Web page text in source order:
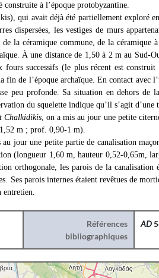
construite à l’époque protobyzantine.
qui avait déjà été partiellement exploré
dispersées, les vestiges de murs
la céramique commune, de la céramique
À une distance de 1,50 à 2 m au Sud-
fours successifs (le plus récent est
fin de l’époque archaïque. En contact avec
peu profonde. Sa situation en dehors de
du squelette indique qu’il s’agit d’une
Chalkidikis, on a mis au jour une petite
m ; prof. 0,90-1 m).
jour une petite partie de canalisation
(longueur 1,60 m, hauteur 0,52-0,65m,
orthogonale, les parois de la canalisation
Ses parois internes étaient revêtues de
entretien.
Références
bibliographiques
AD